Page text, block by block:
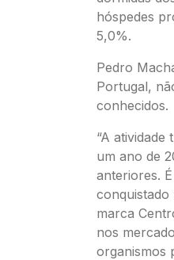
hóspedes
5,0%.
Pedro
Portugal,
conhecidos.
“A
um ano de
anteriores.
marca
nos
organismos